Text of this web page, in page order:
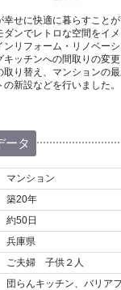
幸せに快適に暮らすこと
ダンでレトロな空間をイ
リフォーム・リノベー
キッチンへの間取りの変
取り替え、マンションの
新設などを行いました。
ータ
マンション
築20年
約50日
兵庫県
ご夫婦 子供２人
団らんキッチン、バリア